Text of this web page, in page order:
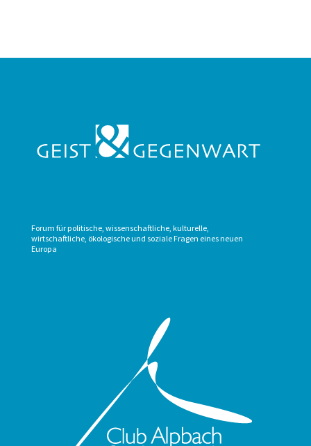
Forum für politische, wissenschaftliche, kulturelle,
wirtschaftliche, ökologische und soziale Fragen eines neuen
Europa